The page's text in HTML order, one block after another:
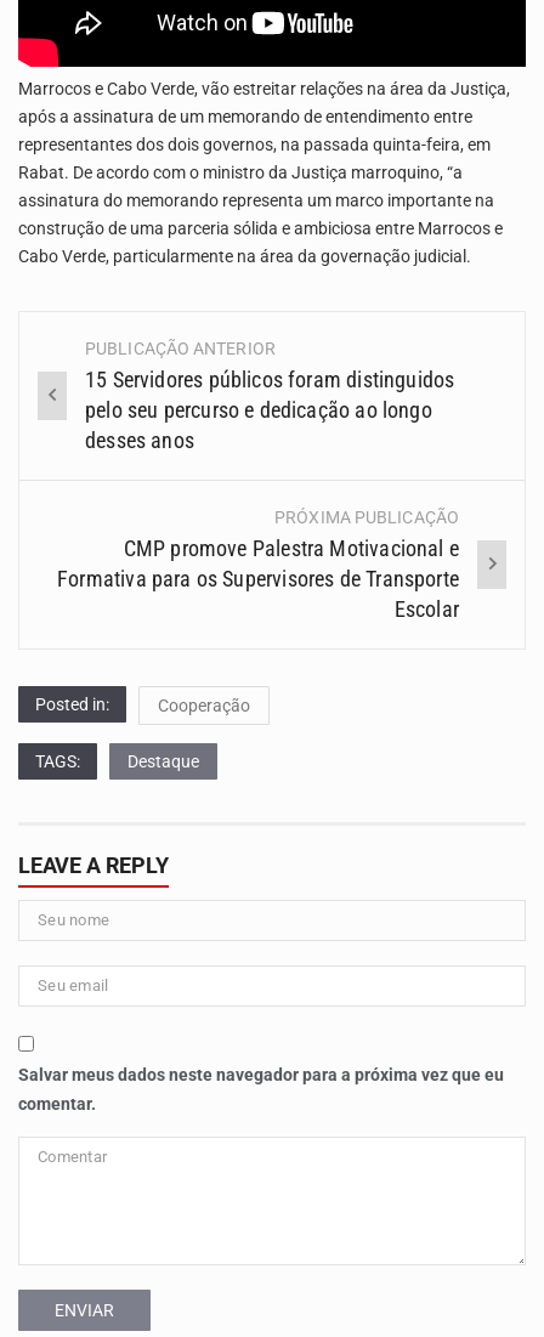
Marrocos e Cabo Verde, vão estreitar relações na área da Justiça,
após a assinatura de um memorando de entendimento entre
representantes dos dois governos, na passada quinta-feira, em
Rabat. De acordo com o ministro da Justiça marroquino, “a
assinatura do memorando representa um marco importante na
construção de uma parceria sólida e ambiciosa entre Marrocos e
Cabo Verde, particularmente na área da governação judicial.
Navegação
(Posts)
PUBLICAÇÃO ANTERIOR
15 Servidores públicos foram distinguidos
pelo seu percurso e dedicação ao longo
desses anos
PRÓXIMA PUBLICAÇÃO
CMP promove Palestra Motivacional e
Formativa para os Supervisores de Transporte
Escolar
Posted in: Cooperação
TAGS: Destaque
LEAVE A REPLY
Salvar meus dados neste navegador para a próxima vez que eu
comentar.
ENVIAR